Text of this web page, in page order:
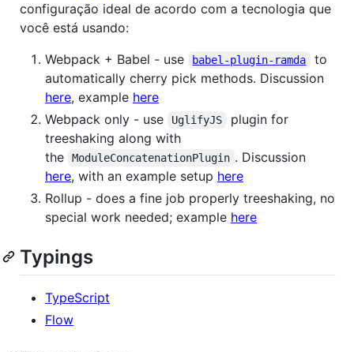
configuração ideal de acordo com a tecnologia que
você está usando:
Webpack + Babel - use
babel-plugin-ramda
to
automatically cherry pick methods. Discussion
here, example here
Webpack only - use
UglifyJS
plugin for
treeshaking along with
the
ModuleConcatenationPlugin . Discussion
here, with an example setup here
Rollup - does a fine job properly treeshaking, no
special work needed; example here
Typings
TypeScript
Flow